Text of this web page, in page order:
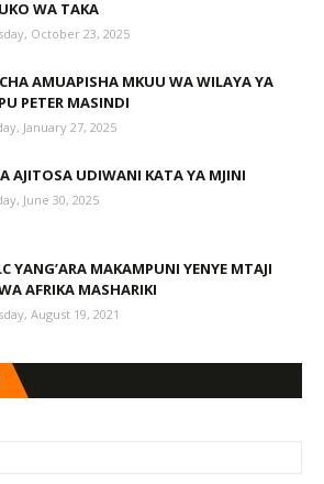
WA TAKA
October 23, 2025
AMUAPISHA MKUU WA WILAYA YA
PETER MASINDI
January 27, 2025
AJITOSA UDIWANI KATA YA MJINI
June 30, 2025
YANG’ARA MAKAMPUNI YENYE MTAJI
AFRIKA MASHARIKI
August 19, 2021